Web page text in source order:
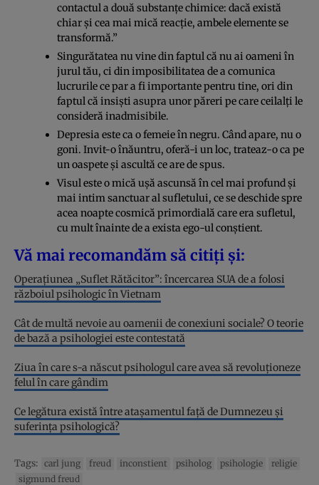
contactul a două substanțe chimice: dacă există
chiar și cea mai mică reacție, ambele elemente se
transformă.”
Singurătatea nu vine din faptul că nu ai oameni în
jurul tău, ci din imposibilitatea de a comunica
lucrurile ce par a fi importante pentru tine, ori din
faptul că insiști asupra unor păreri pe care ceilalți le
consideră inadmisibile.
Depresia este ca o femeie în negru. Când apare, nu o
goni. Invit-o înăuntru, oferă-i un loc, trateaz-o ca pe
un oaspete și ascultă ce are de spus.
Visul este o mică ușă ascunsă în cel mai profund și
mai intim sanctuar al sufletului, ce se deschide spre
acea noapte cosmică primordială care era sufletul,
cu mult înainte de a exista ego-ul conștient.
Vă mai recomandăm să citiți și:
Operațiunea „Suflet Rătăcitor”: încercarea SUA de a folosi
războiul psihologic în Vietnam
Cât de multă nevoie au oamenii de conexiuni sociale? O teorie
de bază a psihologiei este contestată
Ziua în care s-a născut psihologul care avea să revoluţioneze
felul în care gândim
Ce legătura există între atașamentul față de Dumnezeu și
suferința psihologică?
Tags: carl jung freud inconstient psiholog psihologie
religie
sigmund freud